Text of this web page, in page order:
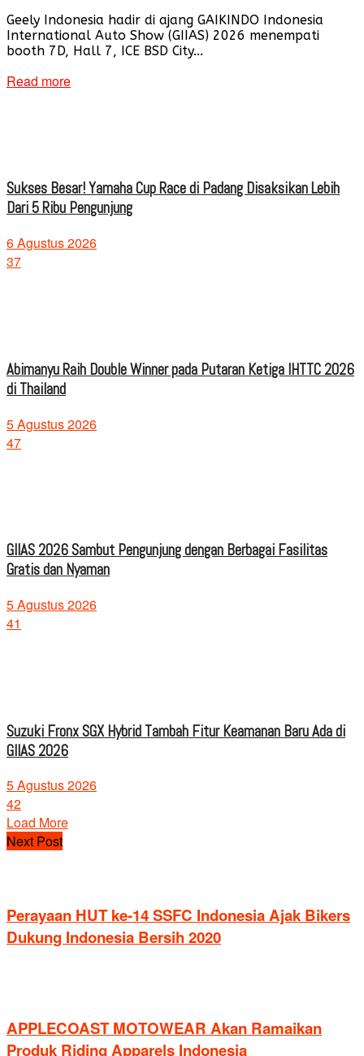
Geely Indonesia hadir di ajang GAIKINDO Indonesia
International Auto Show (GIIAS) 2026 menempati
booth 7D, Hall 7, ICE BSD City...
Read more
Sukses Besar! Yamaha Cup Race di Padang Disaksikan Lebih
Dari 5 Ribu Pengunjung
6 Agustus 2026
37
Abimanyu Raih Double Winner pada Putaran Ketiga IHTTC 2026
di Thailand
5 Agustus 2026
47
GIIAS 2026 Sambut Pengunjung dengan Berbagai Fasilitas
Gratis dan Nyaman
5 Agustus 2026
41
Suzuki Fronx SGX Hybrid Tambah Fitur Keamanan Baru Ada di
GIIAS 2026
5 Agustus 2026
42
Load More
Next Post
Perayaan HUT ke-14 SSFC Indonesia Ajak Bikers
Dukung Indonesia Bersih 2020
APPLECOAST MOTOWEAR Akan Ramaikan
Produk Riding Apparels Indonesia